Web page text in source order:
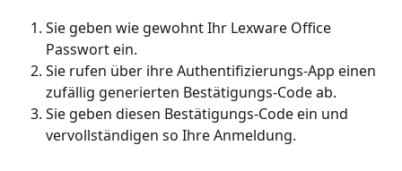
Sie geben wie gewohnt Ihr Lexware Office
Passwort ein.
Sie rufen über ihre Authentifizierungs-App einen
zufällig generierten Bestätigungs-Code ab.
Sie geben diesen Bestätigungs-Code ein und
vervollständigen so Ihre Anmeldung.